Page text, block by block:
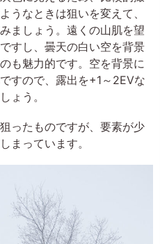
うなときは狙いを変えて、
ましょう。遠くの山肌を望
すし、曇天の白い空を背景
も魅力的です。空を背景に
すので、露出を+1～2EVな
ょう。
ったものですが、要素が少
まっています。